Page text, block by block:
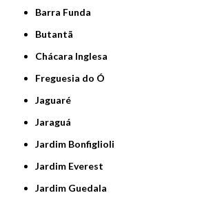
Barra Funda
Butantã
Chácara Inglesa
Freguesia do Ó
Jaguaré
Jaraguá
Jardim Bonfiglioli
Jardim Everest
Jardim Guedala